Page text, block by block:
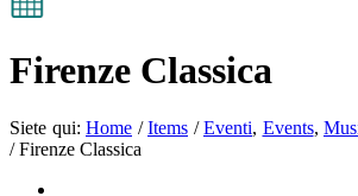
Firenze Classica
Siete qui: Home / Items / Eventi, Events,
/ Firenze Classica